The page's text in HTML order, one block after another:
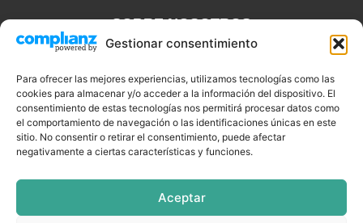
Gestionar consentimiento
Para ofrecer las mejores experiencias, utilizamos tecnologías como las
cookies para almacenar y/o acceder a la información del dispositivo. El
consentimiento de estas tecnologías nos permitirá procesar datos como
el comportamiento de navegación o las identificaciones únicas en este
sitio. No consentir o retirar el consentimiento, puede afectar
negativamente a ciertas características y funciones.
Aceptar
SOBRE NOSOTROS
que necesitas saber sobre noticias, novedades, tecnologías y
aplicaciones que te ayudaran a ser un mejor Djs.
SÍGUENOS